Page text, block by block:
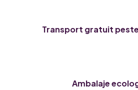
Transport gratuit peste
Ambalaje